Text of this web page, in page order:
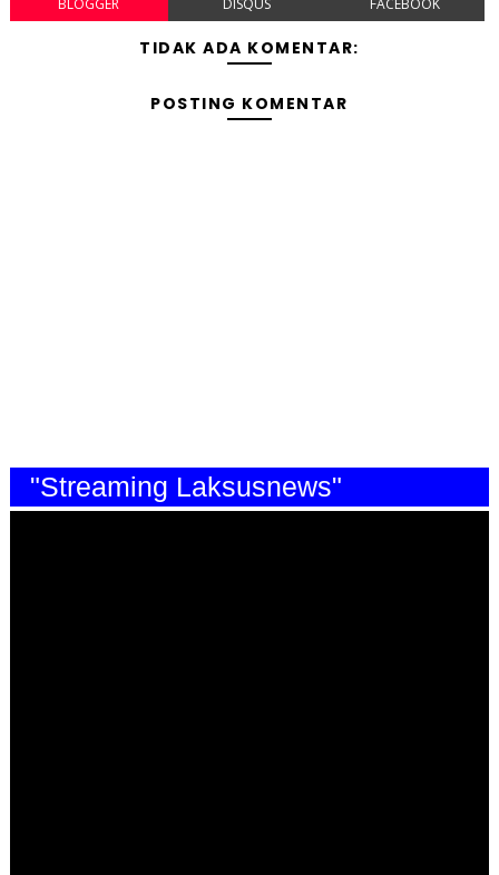
BLOGGER DISQUS FACEBOOK
TIDAK ADA KOMENTAR:
POSTING KOMENTAR
"Streaming Laksusnews"